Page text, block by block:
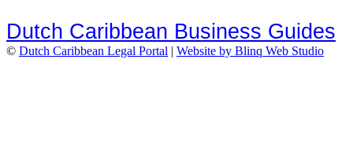
Dutch Caribbean Business Guides
© Dutch Caribbean Legal Portal | Website by Blinq Web Studio